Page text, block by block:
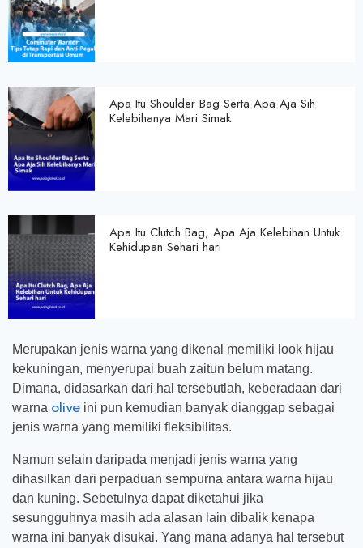
Apa Itu Shoulder Bag Serta Apa Aja Sih
Kelebihanya Mari Simak
Apa Itu Clutch Bag, Apa Aja Kelebihan Untuk
Kehidupan Sehari hari
Merupakan jenis warna yang dikenal memiliki look hijau
kekuningan, menyerupai buah zaitun belum matang.
Dimana, didasarkan dari hal tersebutlah, keberadaan dari
warna olive ini pun kemudian banyak dianggap sebagai
jenis warna yang memiliki fleksibilitas.
Namun selain daripada menjadi jenis warna yang
dihasilkan dari perpaduan sempurna antara warna hijau
dan kuning. Sebetulnya dapat diketahui jika
sesungguhnya masih ada alasan lain dibalik kenapa
warna ini banyak disukai. Yang mana adanya hal tersebut